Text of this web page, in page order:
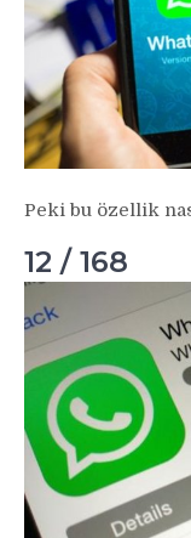
Peki bu özellik
12 / 168